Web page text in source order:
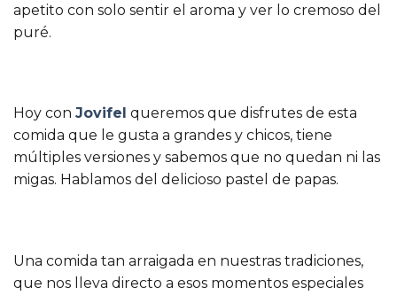
apetito con solo sentir el aroma y ver lo cremoso del
puré.
Hoy con Jovifel queremos que disfrutes de esta
comida que le gusta a grandes y chicos, tiene
múltiples versiones y sabemos que no quedan ni las
migas. Hablamos del delicioso pastel de papas.
Una comida tan arraigada en nuestras tradiciones,
que nos lleva directo a esos momentos especiales